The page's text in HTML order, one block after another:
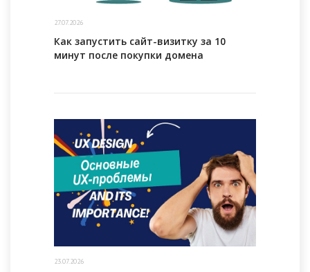
27.07.2026
Как запустить сайт-визитку за 10
минут после покупки домена
23.07.2026